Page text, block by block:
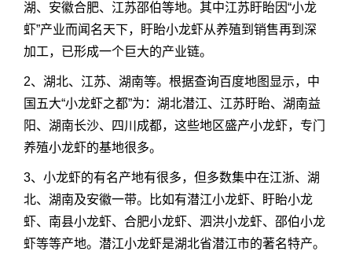
湖、安徽合肥、江苏邵伯等地。其中江苏盱眙因“小龙
虾”产业而闻名天下，盱眙小龙虾从养殖到销售再到深
加工，已形成一个巨大的产业链。
2、湖北、江苏、湖南等。根据查询百度地图显示，中
国五大“小龙虾之都”为：湖北潜江、江苏盱眙、湖南益
阳、湖南长沙、四川成都，这些地区盛产小龙虾，专门
养殖小龙虾的基地很多。
3、小龙虾的有名产地有很多，但多数集中在江浙、湖
北、湖南及安徽一带。比如有潜江小龙虾、盱眙小龙
虾、南县小龙虾、合肥小龙虾、泗洪小龙虾、邵伯小龙
虾等等产地。潜江小龙虾是湖北省潜江市的著名特产。